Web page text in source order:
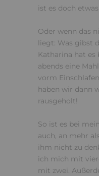
ist es doch
Oder wenn das
liegt: Was gibst
Katharina hat
abends eine
vorm
haben wir dann
rausgeholt!
So ist es bei
auch, an mehr
ihm nicht zu
ich mich mit
mit zwei.